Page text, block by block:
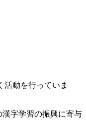
動を行っていま
字学習の振興に寄与